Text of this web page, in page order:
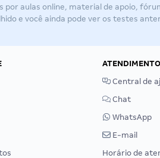
por aulas online, material de apoio,
e você ainda pode ver os testes
ATENDIMENTO
Central de
Chat
WhatsApp
E-mail
Horário de